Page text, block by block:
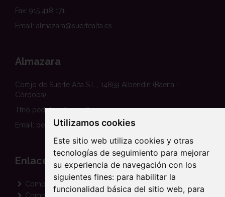
Utilizamos cookies
Este sitio web utiliza cookies y otras
tecnologías de seguimiento para mejorar
su experiencia de navegación con los
siguientes fines: para habilitar la
funcionalidad básica del sitio web, para
Fax: 915 418 171
Email: almazara@suertealta.es
Almazara
Cortijo de Suerte Alta S.L., 14859 Albendín (Baena -
Córdoba)
Tfno pedidos: 620 458 354
Email: pedidos@suertealta.es
Enlaces
Comprar Aceite Ecológico